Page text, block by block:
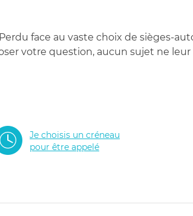
face au vaste choix de sièges-
votre question, aucun sujet ne leur
Je choisis un créneau
pour être appelé